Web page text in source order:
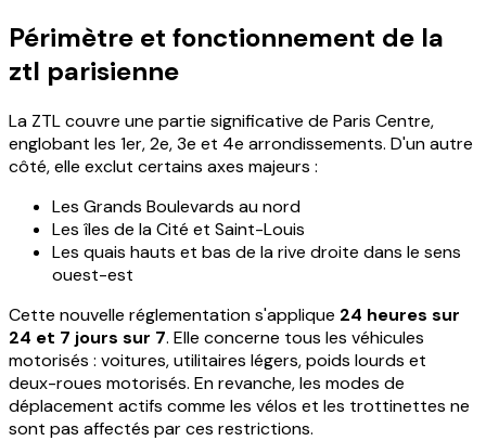
Périmètre et fonctionnement de la
ztl parisienne
La ZTL couvre une partie significative de Paris Centre,
englobant les 1er, 2e, 3e et 4e arrondissements. D'un autre
côté, elle exclut certains axes majeurs :
Les Grands Boulevards au nord
Les îles de la Cité et Saint-Louis
Les quais hauts et bas de la rive droite dans le sens
ouest-est
Cette nouvelle réglementation s'applique 24 heures sur
24 et 7 jours sur 7. Elle concerne tous les véhicules
motorisés : voitures, utilitaires légers, poids lourds et
deux-roues motorisés. En revanche, les modes de
déplacement actifs comme les vélos et les trottinettes ne
sont pas affectés par ces restrictions.